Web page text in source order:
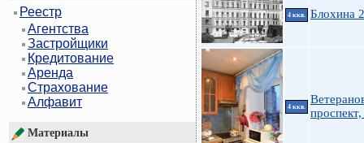
Реестр
Агентства
Застройщики
Кредитование
Аренда
Страхование
Алфавит
Материалы
4 ккв. Блохина
4 ккв.